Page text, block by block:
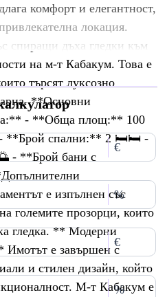
комфорт и елегантност,
локация.
спиращи дъха гледки към
на м-т Кабакум. Това е
търсят луксозно
**Основни
- **Обща площ:** 100
**Брой спални:** 2 🛏️🛏️ -
- **Брой бани с
е изпълнен със
големите прозорци, които
гледка. ** Модерни
Имотът е завършен с
и стилен дизайн, който
М-т Кабакум е
€
%
€
%